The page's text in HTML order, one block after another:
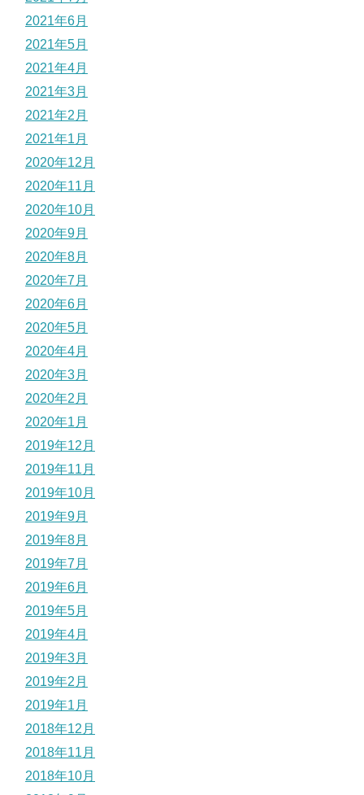
2021年6月
2021年5月
2021年4月
2021年3月
2021年2月
2021年1月
2020年12月
2020年11月
2020年10月
2020年9月
2020年8月
2020年7月
2020年6月
2020年5月
2020年4月
2020年3月
2020年2月
2020年1月
2019年12月
2019年11月
2019年10月
2019年9月
2019年8月
2019年7月
2019年6月
2019年5月
2019年4月
2019年3月
2019年2月
2019年1月
2018年12月
2018年11月
2018年10月